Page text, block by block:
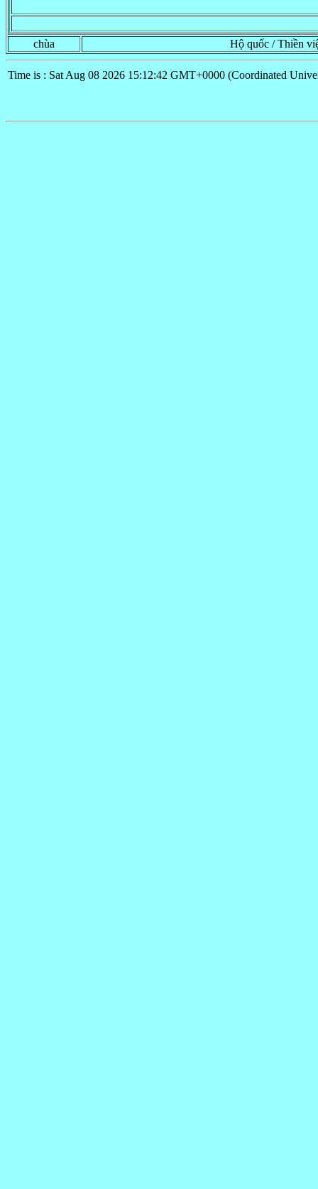
chùa Hộ quốc / Thiền
Time is : Sat Aug 08 2026 15:12:42 GMT+0000 (Coordinated